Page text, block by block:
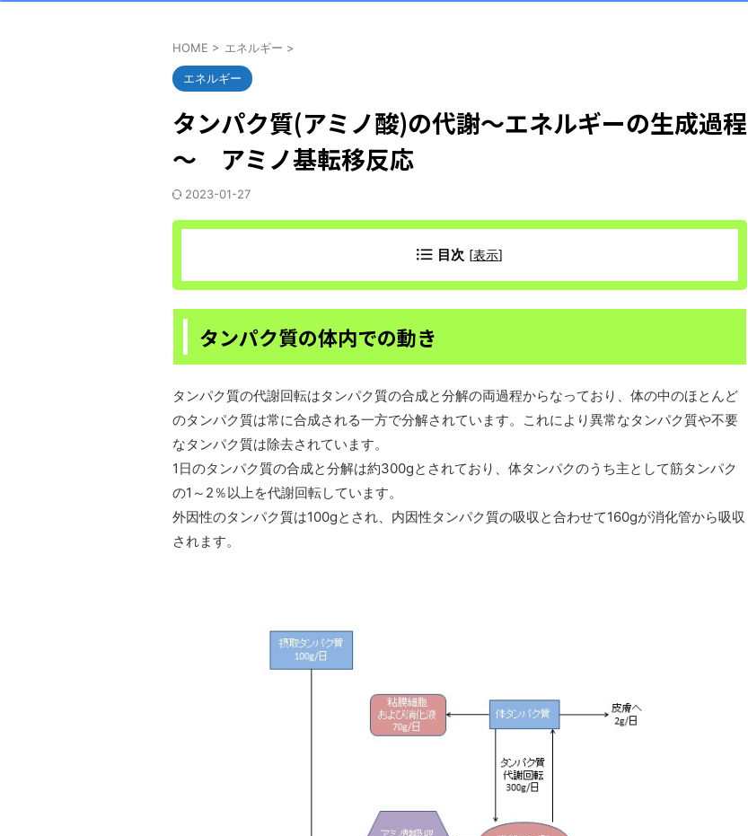
HOME > エネルギー >
エネルギー
タンパク質(アミノ酸)の代謝～エネルギーの生成過程
～ アミノ基転移反応
2023-01-27
目次 [表示]
タンパク質の体内での動き
タンパク質の代謝回転はタンパク質の合成と分解の両過程からなっており、体の中のほとんど
のタンパク質は常に合成される一方で分解されています。これにより異常なタンパク質や不要
なタンパク質は除去されています。
1日のタンパク質の合成と分解は約300gとされており、体タンパクのうち主として筋タンパク
の1～2％以上を代謝回転しています。
外因性のタンパク質は100gとされ、内因性タンパク質の吸収と合わせて160gが消化管から吸収
されます。